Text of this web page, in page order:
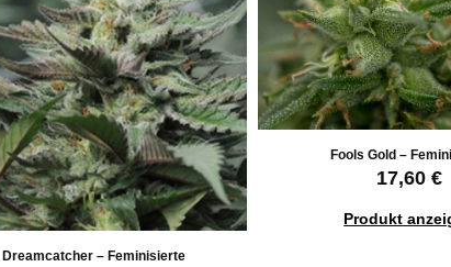
Dreamcatcher – Feminisierte
Fools Gold –
17,60 €
Produkt